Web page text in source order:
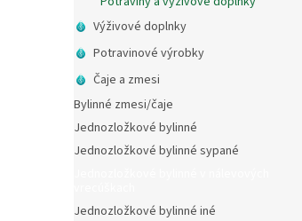
e
l
Výživové doplnky
Potravinové výrobky
Čaje a zmesi
Bylinné zmesi/čaje
Jednozložkové bylinné
Jednozložkové bylinné sypané
Jednozložkové bylinné iné